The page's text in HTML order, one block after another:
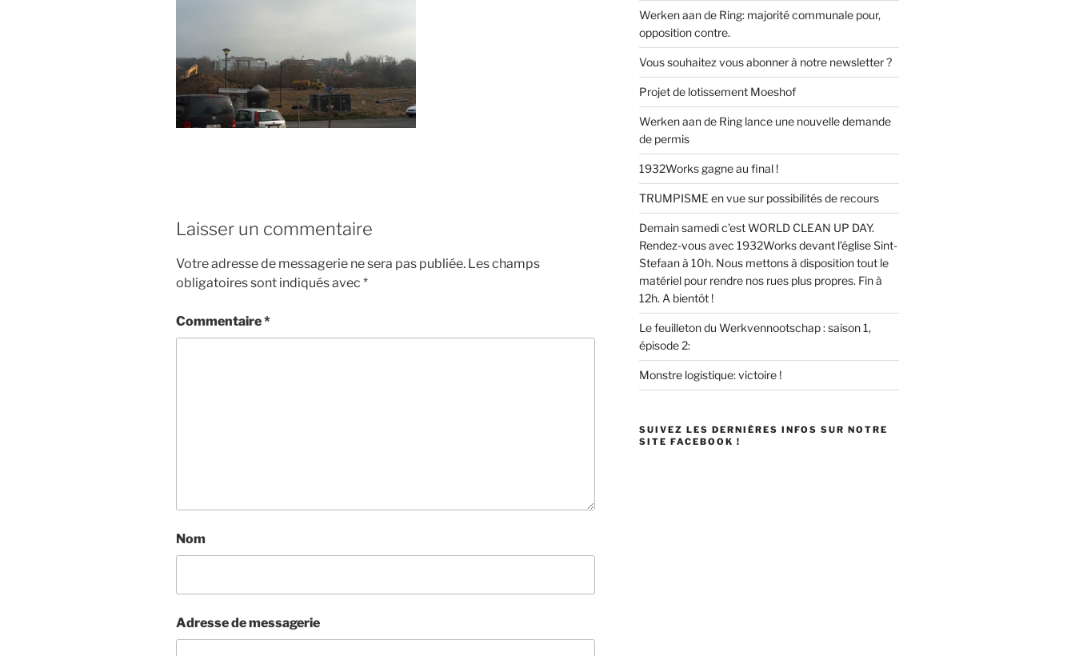
Laisser un commentaire
Votre adresse de messagerie ne sera pas publiée. Les champs
obligatoires sont indiqués avec *
Commentaire*
Nom
Adresse de messagerie
Werken aan de Ring: majorité communale pour,
opposition contre.
Vous souhaitez vous abonner à notre newsletter ?
Projet de lotissement Moeshof
Werken aan de Ring lance une nouvelle demande
de permis
1932Works gagne au final !
TRUMPISME en vue sur possibilités de recours
Demain samedi c’est WORLD CLEAN UP DAY.
Rendez-vous avec 1932Works devant l’église Sint-
Stefaan à 10h. Nous mettons à disposition tout le
matériel pour rendre nos rues plus propres. Fin à
12h. A bientôt !
Le feuilleton du Werkvennootschap : saison 1,
épisode 2:
Monstre logistique: victoire !
SUIVEZ LES DERNIÈRES INFOS SUR NOTRE
SITE FACEBOOK !